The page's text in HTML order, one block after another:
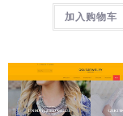
加入购物车